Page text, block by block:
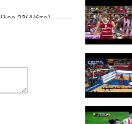
23(4/6τρ),